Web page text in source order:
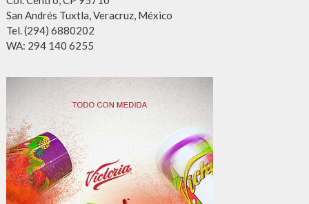
San Andrés Tuxtla, Veracruz, México
Tel. (294) 6880202
WA: 294 140 6255